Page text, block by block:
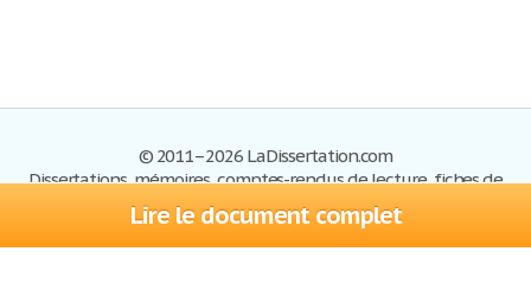
Lire le document complet
© 2011–2026 LaDissertation.com
Dissertations, mémoires, comptes-rendus de lecture, fiches de
lectures, exemples du BAC